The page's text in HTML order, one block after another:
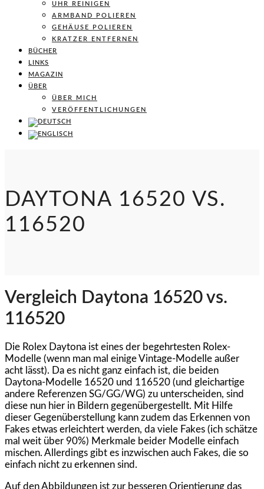
UHR REINIGEN
ARMBAND POLIEREN
GEHÄUSE POLIEREN
KRATZER ENTFERNEN
BÜCHER
LINKS
MAGAZIN
ÜBER
ÜBER MICH
VERÖFFENTLICHUNGEN
DAYTONA 16520 VS.
116520
Vergleich Daytona 16520 vs.
116520
Die Rolex Daytona ist eines der begehrtesten Rolex-
Modelle (wenn man mal einige Vintage-Modelle außer
acht lässt). Da es nicht ganz einfach ist, die beiden
Daytona-Modelle 16520 und 116520 (und gleichartige
andere Referenzen SG/GG/WG) zu unterscheiden, sind
diese nun hier in Bildern gegenübergestellt. Mit Hilfe
dieser Gegenüberstellung kann zudem das Erkennen von
Fakes etwas erleichtert werden, da viele Fakes (ich schätze
mal weit über 90%) Merkmale beider Modelle einfach
mischen. Allerdings gibt es inzwischen auch Fakes, die so
einfach nicht zu erkennen sind.
Auf den Abbildungen ist zur besseren Orientierung das